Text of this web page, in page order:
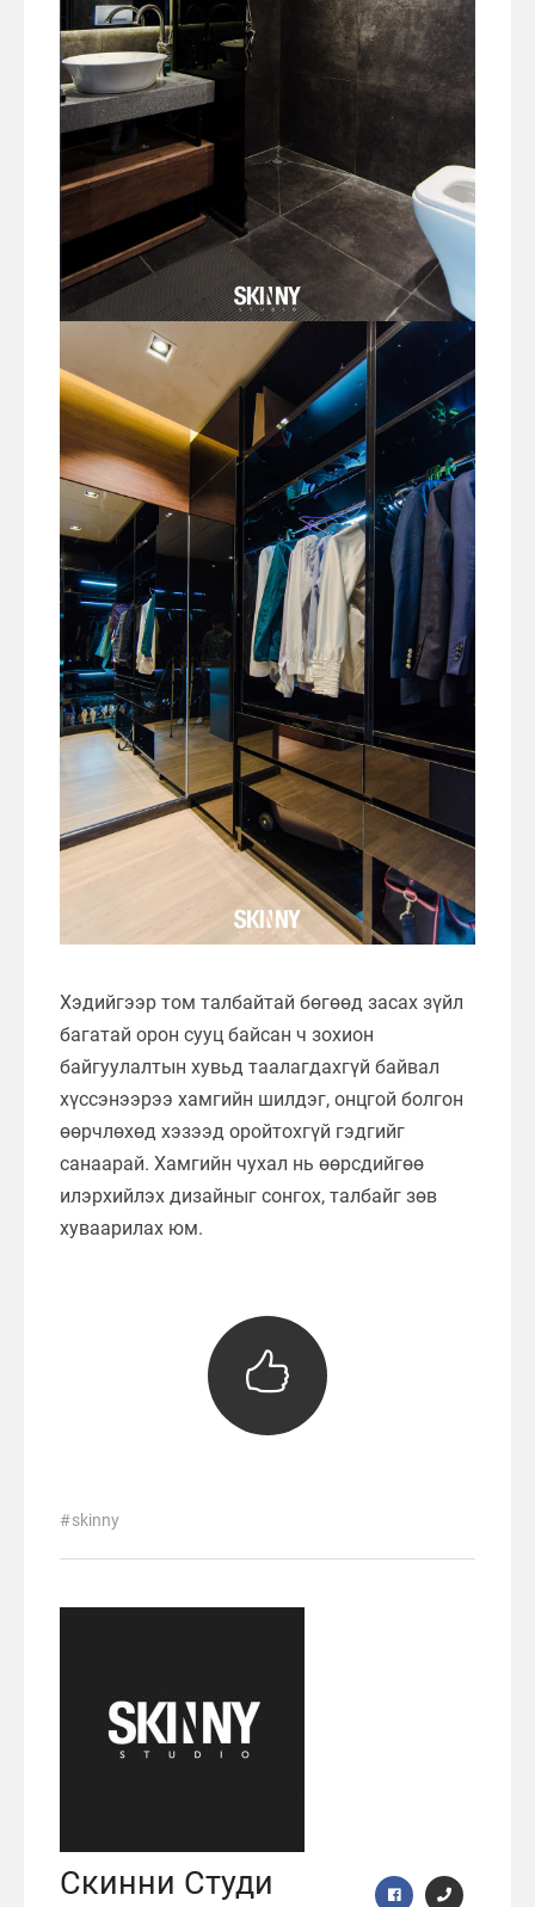
Хэдийгээр том талбайтай бөгөөд засах зүйл
багатай орон сууц байсан ч зохион
байгуулалтын хувьд таалагдахгүй байвал
хүссэнээрээ хамгийн шилдэг, онцгой болгон
өөрчлөхөд хэзээд оройтохгүй гэдгийг
санаарай. Хамгийн чухал нь өөрсдийгөө
илэрхийлэх дизайныг сонгох, талбайг зөв
хуваарилах юм.
skinny
Скинни Студи